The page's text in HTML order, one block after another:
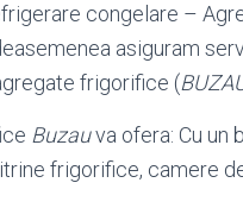
congelare –
asiguram
frigorifice (
Buzauva ofera: Cu un
frigorifice, camere